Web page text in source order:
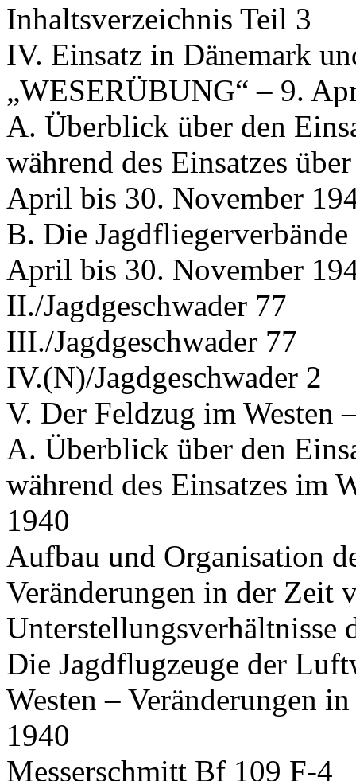
Inhaltsverzeichnis Teil 3
IV. Einsatz in Dänemark
„WESERÜBUNG“ – 9.
A. Überblick über den
während des Einsatzes
April bis 30. November
B. Die
April bis 30. November
II./Jagdgeschwader 77
III./Jagdgeschwader 77
IV.(N)/Jagdgeschwader 2
V. Der Feldzug im Westen
A. Überblick über den
während des Einsatzes im
1940
Aufbau und Organisation
Veränderungen in der Zeit
Unterstellungsverhältnisse
Die Jagdflugzeuge der
Westen – Veränderungen
1940
Messerschmitt Bf 109 F-4